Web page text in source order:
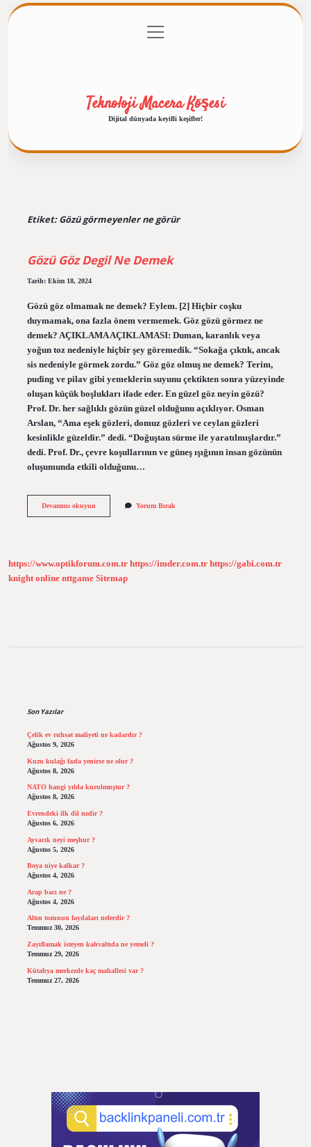
Gizlilik Politikası
menüyü
aç
Teknoloji Macera Köşesi
Dijital dünyada keyifli keşifler!
Etiket:Gözü görmeyenler ne görür
Gözü Göz Degil Ne Demek
Tarih: Ekim 18, 2024
Gözü göz olmamak ne demek? Eylem. [2] Hiçbir coşku
duymamak, ona fazla önem vermemek. Göz gözü görmez ne
demek? AÇIKLAMA AÇIKLAMASI: Duman, karanlık veya
yoğun toz nedeniyle hiçbir şey göremedik. “Sokağa çıktık, ancak
sis nedeniyle görmek zordu.” Göz göz olmuş ne demek? Terim,
puding ve pilav gibi yemeklerin suyunu çektikten sonra yüzeyinde
oluşan küçük boşlukları ifade eder. En güzel göz neyin gözü?
Prof. Dr. her sağlıklı gözün güzel olduğunu açıklıyor. Osman
Arslan, “Ama eşek gözleri, domuz gözleri ve ceylan gözleri
kesinlikle güzeldir.” dedi. “Doğuştan sürme ile yaratılmışlardır.”
dedi. Prof. Dr., çevre koşullarının ve güneş ışığının insan gözünün
oluşumunda etkili olduğunu…
Devamını okuyunGözü
Yorum Bırak
https://www.optikforum.com.tr https://imder.com.tr https://gabi.com.tr
knight online nttgame Sitemap
Son Yazılar
Çelik ev ruhsat maliyeti ne kadardır ?
Ağustos 9, 2026
Kuzu kulağı fazla yenirse ne olur ?
Ağustos 8, 2026
NATO hangi yılda kurulmuştur ?
Ağustos 8, 2026
Evrendeki ilk dil nedir ?
Ağustos 6, 2026
Ayvacık neyi meşhur ?
Ağustos 5, 2026
Boya niye kalkar ?
Ağustos 4, 2026
Arap bacı ne ?
Ağustos 4, 2026
Altın tozunun faydaları nelerdir ?
Temmuz 30, 2026
Zayıflamak isteyen kahvaltıda ne yemeli ?
Temmuz 29, 2026
Kütahya merkezde kaç mahallesi var ?
Temmuz 27, 2026